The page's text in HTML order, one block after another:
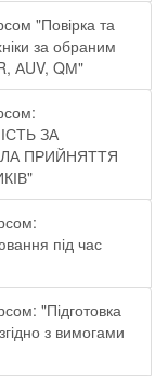
"Повірка та
за обраним
АUV, QМ"
ЗА
ПРИЙНЯТТЯ
під час
"Підготовка
з вимогами